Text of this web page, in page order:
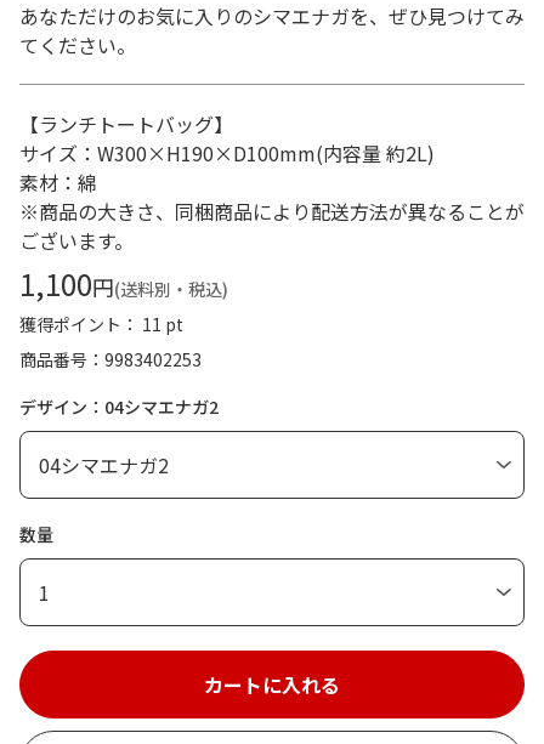
あなただけのお気に入りのシマエナガを、ぜひ見つけてみ
てください。
【ランチトートバッグ】
サイズ：W300×H190×D100mm(内容量 約2L)
素材：綿
※商品の大きさ、同梱商品により配送方法が異なることが
ございます。
1,100円(送料別・税込)
獲得ポイント： 11 pt
商品番号
9983402253
デザイン：04シマエナガ2
数量
1